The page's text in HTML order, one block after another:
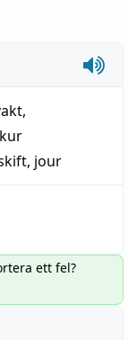
,
, jour
ett fel?